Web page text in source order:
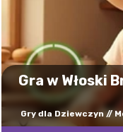
Gra w Włoski
Gry dla Dziewczyn